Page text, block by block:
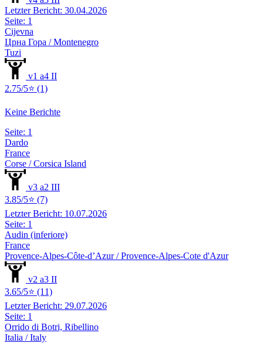
Letzter Bericht: 30.04.2026
Seite: 1
Cijevna
Црна Гора / Montenegro
Tuzi
v1 a4 II
2.75/5⭐ (1)
Keine Berichte
Seite: 1
Dardo
France
Corse / Corsica Island
v3 a2 III
3.85/5⭐ (7)
Letzter Bericht: 10.07.2026
Seite: 1
Audin (inferiore)
France
Provence-Alpes-Côte-d’Azur / Provence-Alpes-Cote d'Azur
v2 a3 II
3.65/5⭐ (11)
Letzter Bericht: 29.07.2026
Seite: 1
Orrido di Botri, Ribellino
Italia / Italy